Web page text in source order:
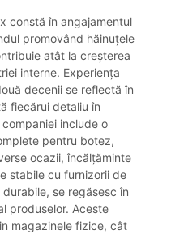
constă în angajamentul
promovând hăinuțele
atât la creșterea
interne. Experiența
decenii se reflectă în
fiecărui detaliu în
include o
pentru botez,
ocazii, încălțăminte
stabile cu furnizorii de
se regăsesc în
produselor. Aceste
magazinele fizice, cât